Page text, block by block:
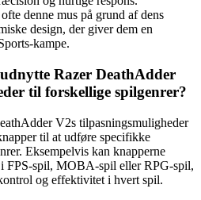
denne mus på grund af dens
design, der giver dem en
kampe.
Razer DeathAdder
til forskellige spilgenrer?
V2s tilpasningsmuligheder
til at udføre specifikke
Eksempelvis kan knapperne
FPS-spil, MOBA-spil eller RPG-spil,
og effektivitet i hvert spil.